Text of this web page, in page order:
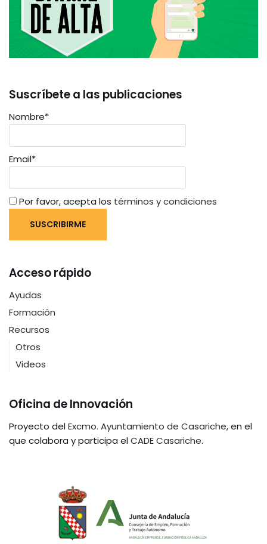
Suscríbete a las publicaciones
Nombre*
Email*
Por favor, acepta los términos y condiciones
Acceso rápido
Ayudas
Formación
Recursos
Otros
Videos
Oficina de Innovación
Proyecto delExcmo. Ayuntamiento de Casariche, en el
que colabora y participa elCADE Casariche.